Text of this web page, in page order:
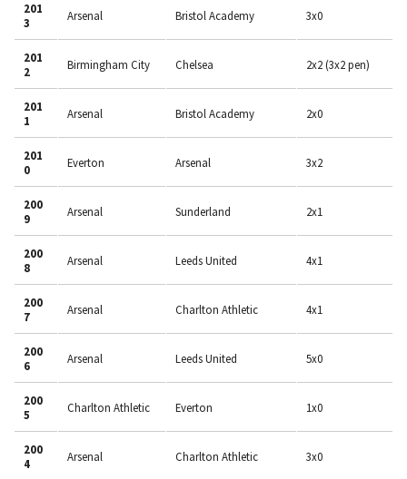
201
3
Arsenal Bristol Academy 3x0
201
2
Birmingham City Chelsea 2x2 (3x2 pen)
201
1
Arsenal Bristol Academy 2x0
201
0
Everton Arsenal 3x2
200
9
Arsenal Sunderland 2x1
200
8
Arsenal Leeds United 4x1
200
7
Arsenal Charlton Athletic 4x1
200
6
Arsenal Leeds United 5x0
200
5
Charlton Athletic Everton 1x0
200
4
Arsenal Charlton Athletic 3x0